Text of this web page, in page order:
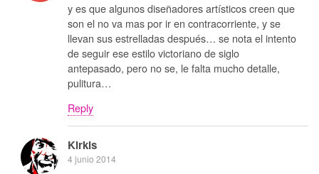
y es que algunos diseñadores artísticos creen que
son el no va mas por ir en contracorriente, y se
llevan sus estrelladas después… se nota el intento
de seguir ese estilo victoriano de siglo
antepasado, pero no se, le falta mucho detalle,
pulitura…
Reply
Kirkis
4 junio 2014